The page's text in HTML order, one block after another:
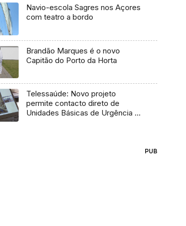
Navio-escola Sagres nos Açores
com teatro a bordo
Brandão Marques é o novo
Capitão do Porto da Horta
Telessaúde: Novo projeto
permite contacto direto de
Unidades Básicas de Urgência e
PUB